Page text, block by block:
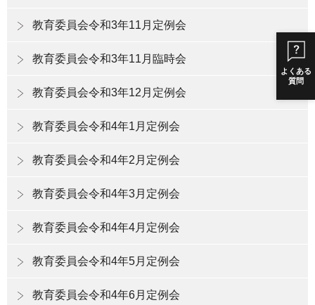
よくある
質問
教育委員会令和3年11月定例会
教育委員会令和3年11月臨時会
教育委員会令和3年12月定例会
教育委員会令和4年1月定例会
教育委員会令和4年2月定例会
教育委員会令和4年3月定例会
教育委員会令和4年4月定例会
教育委員会令和4年5月定例会
教育委員会令和4年6月定例会